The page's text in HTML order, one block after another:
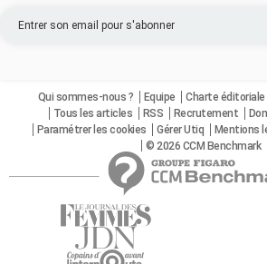
Qui sommes-nous ? Equipe Charte éditoriale
Tous les articles
RSS Recrutement
Paramétrer les cookies
Gérer Utiq Mentions
© 2026 CCM Benchmark